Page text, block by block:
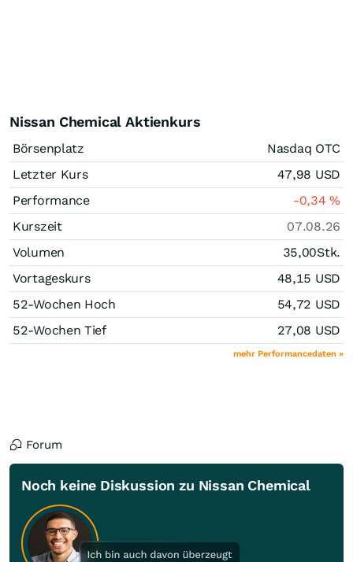
Nissan Chemical Aktienkurs
Börsenplatz
Nasdaq OTC
Letzter Kurs
47,98 USD
Performance
-0,34%
Kurszeit
07.08.26
Volumen
35,00Stk.
Vortageskurs
48,15 USD
52-Wochen Hoch
54,72 USD
52-Wochen Tief
27,08 USD
mehr Performancedaten »
Forum
Noch keine Diskussion zu Nissan Chemical